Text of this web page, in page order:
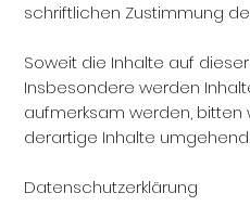
schriftlichen Zustimmung
Soweit die Inhalte auf
Insbesondere werden
aufmerksam werden, bitten
derartige Inhalte
Datenschutzerklärung